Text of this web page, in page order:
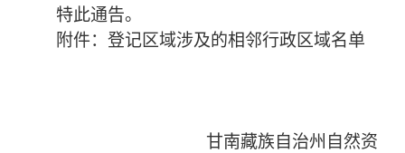
特此通告。
附件：登记区域涉及的相邻行政区域名单
甘南藏族自治州自然资